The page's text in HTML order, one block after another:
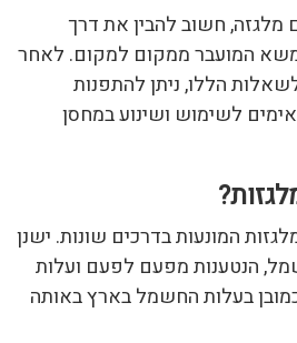
חשוב להבין את דרך
המועבר ממקום למקום. לאחר
הללו, ניתן להתפנות
לשימוש ושינוע במחסן
המונעות בדרכים שונות. ישנן
הנטענות מפעם לפעם ועלות
בעלות החשמל בארץ באותה